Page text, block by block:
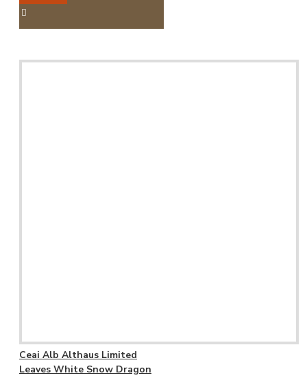
Ceai Alb Althaus Limited
Leaves White Snow Dragon